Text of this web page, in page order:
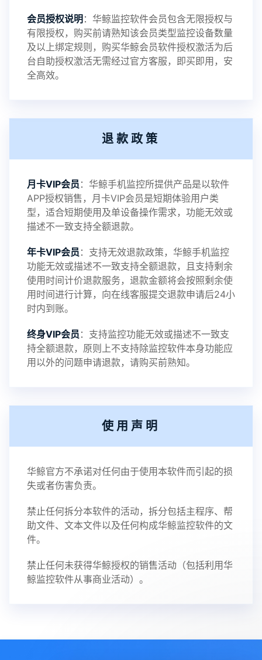
2023-01-12 V3.3
会员授权说明 ：华鲸监控软件会员包含无限授权与
有限授权，购买前请熟知该会员类型监控设备数量
及以上绑定规则，购买华鲸会员软件授权激活为后
台自助授权激活无需经过官方客服，即买即用，安
全高效。
退款政策
月卡VIP会员 ：华鲸手机监控所提供产品是以软件
APP授权销售，月卡VIP会员是短期体验用户类
型，适合短期使用及单设备操作需求，功能无效或
描述不一致支持全额退款。
年卡VIP会员 ：支持无效退款政策，华鲸手机监控
功能无效或描述不一致支持全额退款，且支持剩余
使用时间计价退款服务，退款金额将会按照剩余使
用时间进行计算，向在线客服提交退款申请后24小
时内到账。
终身VIP会员 ：支持监控功能无效或描述不一致支
持全额退款，原则上不支持除监控软件本身功能应
用以外的问题申请退款，请购买前熟知。
使用声明
华鲸官方不承诺对任何由于使用本软件而引起的损
失或者伤害负责。
禁止任何拆分本软件的活动，拆分包括主程序、帮
助文件、文本文件以及任何构成华鲸监控软件的文
件。
禁止任何未获得华鲸授权的销售活动（包括利用华
鲸监控软件从事商业活动）。